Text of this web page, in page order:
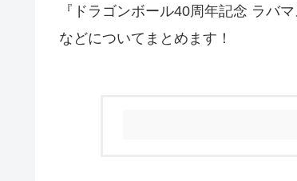
『ドラゴンボール40周年記念 ラバ
などについてまとめます！